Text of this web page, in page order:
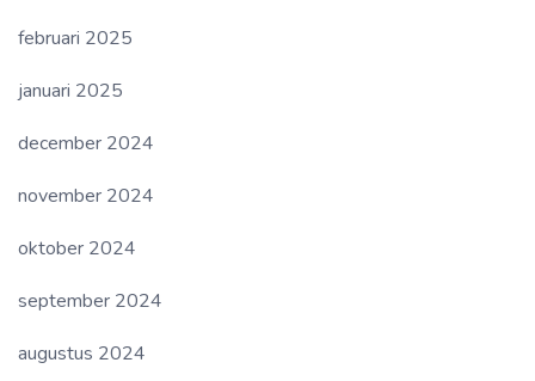
februari 2025
januari 2025
december 2024
november 2024
oktober 2024
september 2024
augustus 2024